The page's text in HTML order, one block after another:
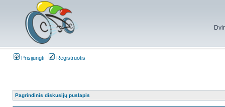
Prisijungti Registruotis
Pagrindinis diskusijų puslapis